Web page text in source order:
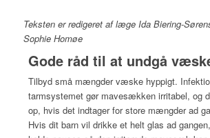
Teksten er redigeret af læge Ida Biering-
Sophie Homøe
Gode råd til at undgå
Tilbyd små mængder væske hyppigt.
tarmsystemet gør mavesækken irritabel, og
op, hvis det indtager for store mængder ad
Hvis dit barn vil drikke et helt glas ad